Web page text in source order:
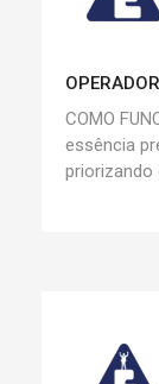
COMO
essência
priorizando